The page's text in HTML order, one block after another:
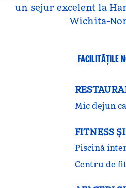
un sejur excelent la
Wichita-
FACILITĂŢILE
Mic dejun
FITNESS
Piscină
Centru de